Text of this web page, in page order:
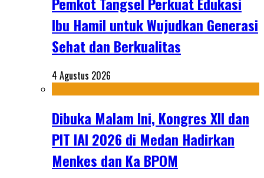
Ibu Hamil untuk Wujudkan Generasi
Sehat dan Berkualitas
4 Agustus 2026
Dibuka Malam Ini, Kongres XII dan
PIT IAI 2026 di Medan Hadirkan
Menkes dan Ka BPOM